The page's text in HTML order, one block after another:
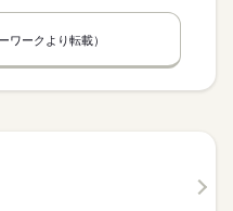
ワークより転載）